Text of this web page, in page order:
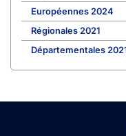
Européennes 2024
Régionales 2021
Départementales